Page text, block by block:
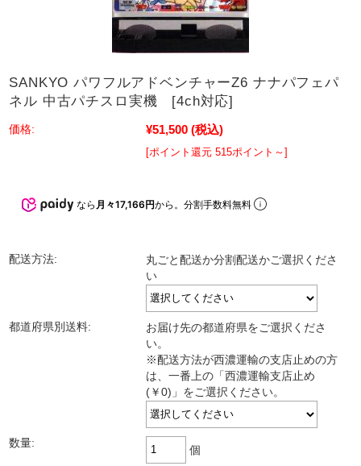
SANKYO パワフルアドベンチャーZ6 ナナパフェパ
ネル 中古パチスロ実機 [4ch対応]
価格: ¥51,500 (税込)
[ポイント還元 515ポイント～]
なら 月々17,166円から。分割手数料無料
配送方法:
丸ごと配送か分割配送かご選択くださ
い
都道府県別送料:
お届け先の都道府県をご選択くださ
い。
※配送方法が西濃運輸の支店止めの方
は、一番上の「西濃運輸支店止め
(￥0)」をご選択ください。
数量:
個